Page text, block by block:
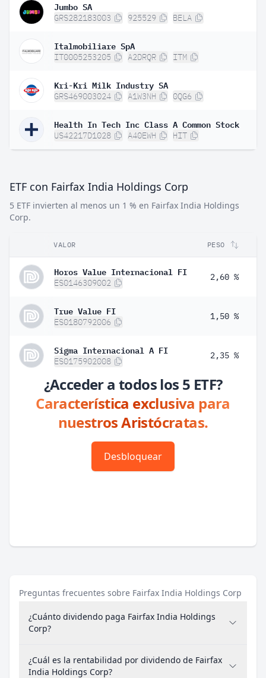
Jumbo SA
GRS282183003 925529 BELA
Italmobiliare SpA
IT0005253205 A2DRQR ITM
Kri-Kri Milk Industry SA
GRS469003024 A1W3NH 0QG6
Health In Tech Inc Class A Common Stock
US42217D1028 A40EWH HIT
ETF con Fairfax India Holdings Corp
5 ETF invierten al menos un 1 % en Fairfax India Holdings
Corp.
VALOR PESO
Horos Value Internacional FI
ES0146309002
2,60 %
True Value FI
ES0180792006
1,50 %
Sigma Internacional A FI
ES0175902008
2,35 %
¿Acceder a todos los 5 ETF?
Característica exclusiva para
nuestros Aristócratas.
Desbloquear
Preguntas frecuentes sobre Fairfax India Holdings Corp
¿Cuánto dividendo paga Fairfax India Holdings
Corp?
¿Cuál es la rentabilidad por dividendo de Fairfax
India Holdings Corp?